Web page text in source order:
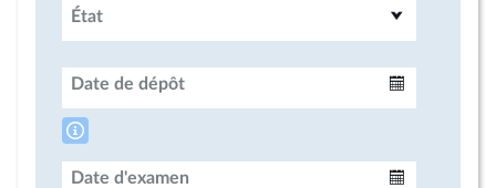
État
Date de dépôt
Date d'examen